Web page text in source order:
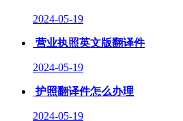
2024-05-19
营业执照英文版翻译件
2024-05-19
护照翻译件怎么办理
2024-05-19